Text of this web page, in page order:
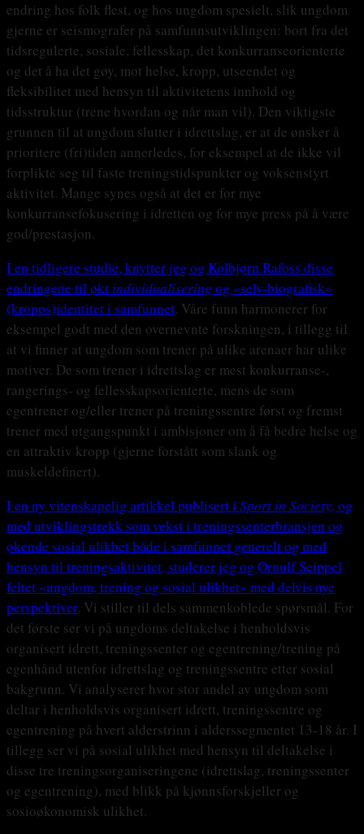
endring hos folk flest, og hos ungdom spesielt, slik ungdom
gjerne er seismografer på samfunnsutviklingen: bort fra det
tidsregulerte, sosiale, fellesskap, det konkurranseorienterte
og det å ha det gøy, mot helse, kropp, utseendet og
fleksibilitet med hensyn til aktivitetens innhold og
tidsstruktur (trene hvordan og når man vil). Den viktigste
grunnen til at ungdom slutter i idrettslag, er at de ønsker å
prioritere (fri)tiden annerledes, for eksempel at de ikke vil
forplikte seg til faste treningstidspunkter og voksenstyrt
aktivitet. Mange synes også at det er for mye
konkurransefokusering i idretten og for mye press på å være
god/prestasjon.
I en tidligere studie, knytter jeg og Kolbjørn Rafoss disse
endringene til øktindividualisering og «selv-biografisk»
(kropps)identitet i samfunnet. Våre funn harmonerer for
eksempel godt med den overnevnte forskningen, i tillegg til
at vi finner at ungdom som trener på ulike arenaer har ulike
motiver. De som trener i idrettslag er mest konkurranse-,
rangerings- og fellesskapsorienterte, mens de som
egentrener og/eller trener på treningssentre først og fremst
trener med utgangspunkt i ambisjoner om å få bedre helse og
en attraktiv kropp (gjerne forstått som slank og
muskeldefinert).
I en ny vitenskapelig artikkel publisert i Sport in Society, og
med utviklingstrekk som vekst i treningssenterbransjen og
økende sosial ulikhet både i samfunnet generelt og med
hensyn til treningsaktivitet, studerer jeg og Ørnulf Seippel
feltet «ungdom, trening og sosial ulikhet» med delvis nye
perspektiver. Vi stiller til dels sammenkoblede spørsmål. For
det første ser vi på ungdoms deltakelse i henholdsvis
organisert idrett, treningssenter og egentrening/trening på
egenhånd utenfor idrettslag og treningssentre etter sosial
bakgrunn. Vi analyserer hvor stor andel av ungdom som
deltar i henholdsvis organisert idrett, treningssentre og
egentrening på hvert alderstrinn i alderssegmentet 13-18 år. I
tillegg ser vi på sosial ulikhet med hensyn til deltakelse i
disse tre treningsorganiseringene (idrettslag, treningssenter
og egentrening), med blikk på kjønnsforskjeller og
sosioøkonomisk ulikhet.